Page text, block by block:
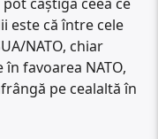
este că între cele
NATO, chiar
favoarea NATO,
pe cealaltă în